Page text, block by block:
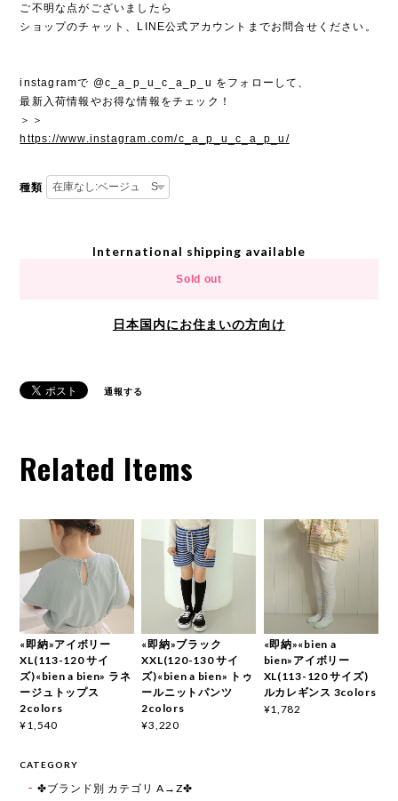
ご不明な点がございましたら
ショップのチャット、LINE公式アカウントまでお問合せください。
instagramで @c_a_p_u_c_a_p_u をフォローして、
最新入荷情報やお得な情報をチェック！
＞＞
https://www.instagram.com/c_a_p_u_c_a_p_u/
種類
International shipping available
Sold out
日本国内にお住まいの方向け
通報する
Related Items
«即納»アイボリー
XL(113-120 サイ
ズ)«bien a bien» ラネ
ージュトップス
2colors
¥1,540
«即納»ブラック
XXL(120-130 サイ
ズ)«bien a bien» トゥ
ールニットパンツ
2colors
¥3,220
«即納»«bien a
bien»アイボリー
XL(113-120 サイズ)
ルカレギンス 3colors
¥1,782
CATEGORY
✤ブランド別 カテゴリ A→Z✤